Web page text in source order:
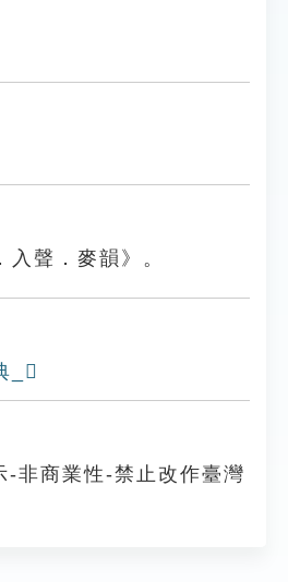
聲．麥韻》。
-非商業性-禁止改作臺灣